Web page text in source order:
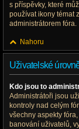
s příspěvky, které
používat ikony témat
administrátorem fóra.
Nahoru
Uživatelské
Kdo jsou to
Administrátoři jsou
kontroly nad celým
všechny aspekty
banování uživatelů,